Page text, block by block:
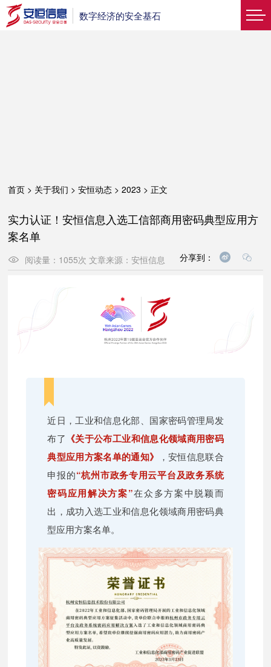
数字经济的安全基石
首页 > 关于我们 >安恒动态 >2023 >正文
实力认证！安恒信息入选工信部商用密码典型应用方
案名单
阅读量： 1055次文章来源：安恒信息 分享到：
近日，工业和信息化部、国家密码管理局发
布了 《关于公布工业和信息化领域商用密码
典型应用方案名单的通知》
，安恒信息联合
申报的“杭州市政务专用云平台及政务系统
密码应用解决方案”在众多方案中脱颖而
出，成功入选工业和信息化领域商用密码典
型应用方案名单。